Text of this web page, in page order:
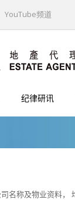
YouTube频道
纪律研讯
名称及物业资料，